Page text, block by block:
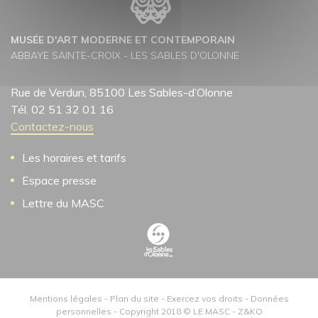
Chez les tout-petits
MUSÉE D'ART MODERNE ET CONTEMPORAIN
ABBAYE SAINTE-CROIX - LES SABLES D'OLONNE
Rue de Verdun, 85100 Les Sables-d’Olonne
Tél. 02 51 32 01 16
Contactez-nous
Les horaires et tarifs
Espace presse
Lettre du MASC
Mentions légales - Plan du site - Exercez vos droits - Données
personnelles - Copyright 2018 © LE MASC - Z&KO